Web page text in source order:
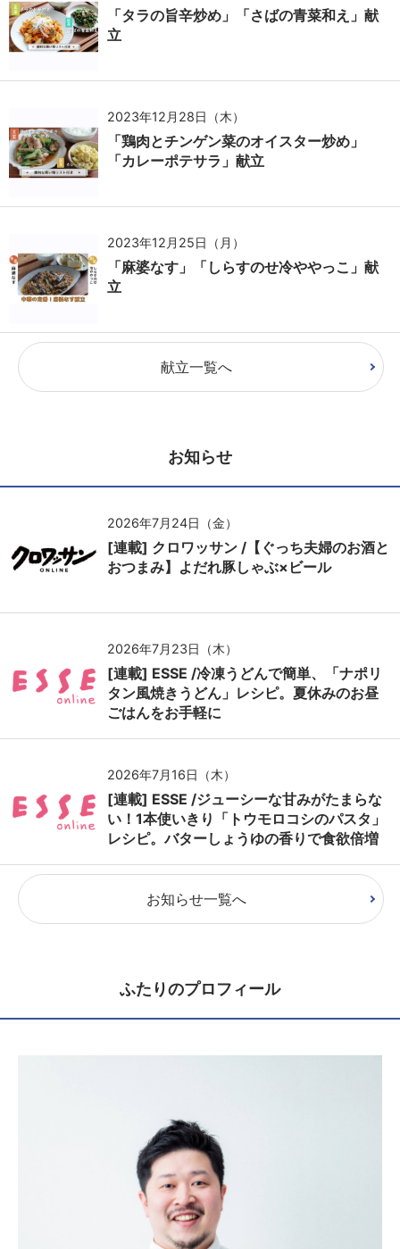
「タラの旨辛炒め」「さばの青菜和え」献
立
2023年12月28日（木）
「鶏肉とチンゲン菜のオイスター炒め」
「カレーポテサラ」献立
2023年12月25日（月）
「麻婆なす」「しらすのせ冷ややっこ」献
立
献立一覧へ
お知らせ
2026年7月24日（金）
[連載] クロワッサン /【ぐっち夫婦のお酒と
おつまみ】よだれ豚しゃぶ×ビール
2026年7月23日（木）
[連載] ESSE /冷凍うどんで簡単、「ナポリ
タン風焼きうどん」レシピ。夏休みのお昼
ごはんをお手軽に
2026年7月16日（木）
[連載] ESSE /ジューシーな甘みがたまらな
い！1本使いきり「トウモロコシのパスタ」
レシピ。バターしょうゆの香りで食欲倍増
お知らせ一覧へ
ふたりのプロフィール